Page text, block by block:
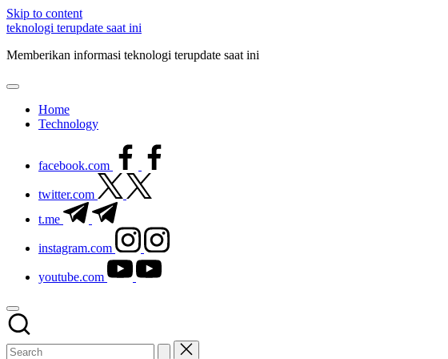
Skip to content
teknologi terupdate saat ini
Memberikan informasi teknologi terupdate saat ini
Home
Technology
facebook.com
twitter.com
t.me
instagram.com
youtube.com